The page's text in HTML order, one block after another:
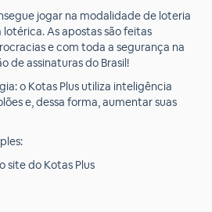
jogar na modalidade de loteria
As apostas são feitas
e com toda a segurança na
de assinaturas do Brasil!
o Kotas Plus utiliza inteligência
e, dessa forma, aumentar suas
site do Kotas Plus